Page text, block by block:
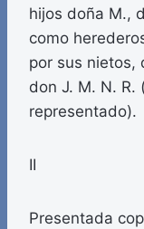
hijos doña M.,
como
por sus nietos,
don J. M. N.
representado).
II
Presentada